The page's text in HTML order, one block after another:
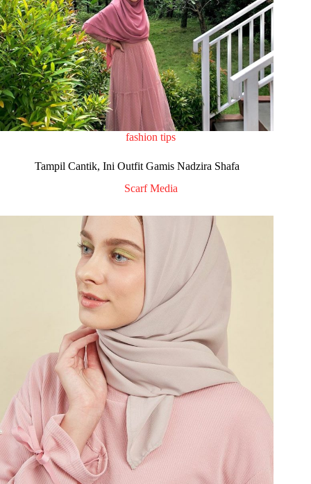
fashion tips
Tampil Cantik, Ini Outfit Gamis Nadzira Shafa
Scarf Media